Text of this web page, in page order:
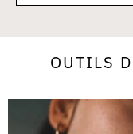
OUTILS